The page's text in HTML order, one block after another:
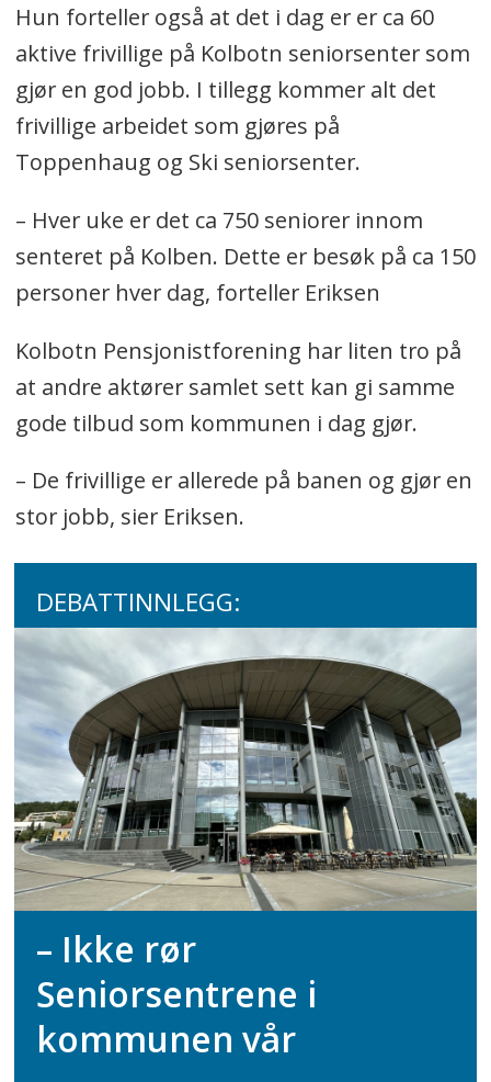
Hun forteller også at det i dag er er ca 60
aktive frivillige på Kolbotn seniorsenter som
gjør en god jobb. I tillegg kommer alt det
frivillige arbeidet som gjøres på
Toppenhaug og Ski seniorsenter.
– Hver uke er det ca 750 seniorer innom
senteret på Kolben. Dette er besøk på ca 150
personer hver dag, forteller Eriksen
Kolbotn Pensjonistforening har liten tro på
at andre aktører samlet sett kan gi samme
gode tilbud som kommunen i dag gjør.
– De frivillige er allerede på banen og gjør en
stor jobb, sier Eriksen.
DEBATTINNLEGG:
– Ikke rør
Seniorsentrene i
kommunen vår